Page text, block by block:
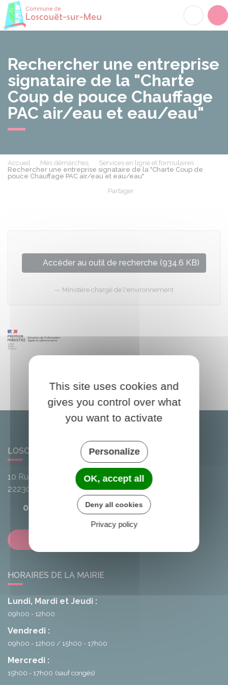
Rechercher une entreprise
signataire de la "Charte
Coup de pouce Chauffage
PAC air/eau et eau/eau"
Accueil Mes démarches
Services en ligne et formulaires
Rechercher une entreprise signataire de la "Charte Coup de
pouce Chauffage PAC air/eau et eau/eau"
Partager
Accéder au outil de recherche (934.6 KB)
Ministère chargé de l'environnement
LOSCOUËT-SUR-MEU
10 Rue de l'Avenir
22230
Loscouët-sur-Meu
02 96 25 20 68
HORAIRES DE LA MAIRIE
Lundi, Mardi et Jeudi :
09h00 - 12h00
Vendredi :
09h00 - 12h00 15h00 - 17h00
Mercredi :
15h00 - 17h00 (sauf congés)
This site uses cookies and
gives you control over what
you want to activate
Personalize
OK, accept all
Deny all cookies
Privacy policy